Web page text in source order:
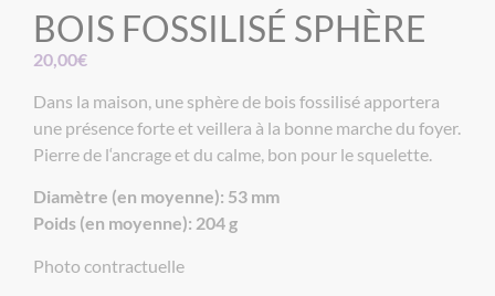
BOIS FOSSILISÉ SPHÈRE
20,00€
Dans la maison, une sphère de bois fossilisé apportera
une présence forte et veillera à la bonne marche du foyer.
Pierre de l‘ancrage et du calme, bon pour le squelette.
Diamètre (en moyenne): 53 mm
Poids (en moyenne): 204 g
Photo contractuelle